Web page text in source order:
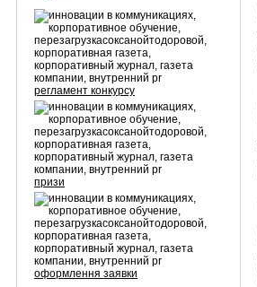
регламент конкурсу
призи
оформлення заявки